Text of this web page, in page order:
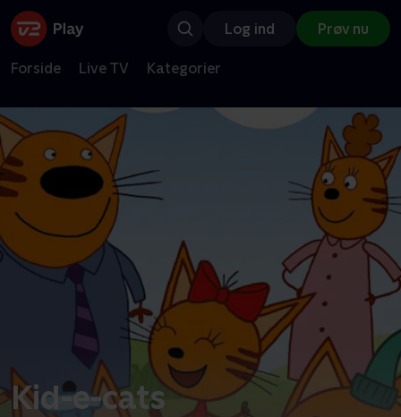
Log ind Prøv nu
Forside Live TV Kategorier
Kid-e-cats